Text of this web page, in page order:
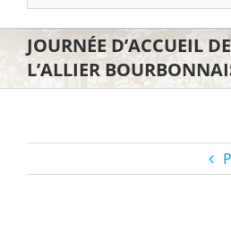
JOURNÉE D’ACCUEIL
L’ALLIER